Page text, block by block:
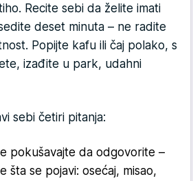
Recite sebi da želite imati
deset minuta – ne radite
Popijte kafu ili čaj polako, s
izađite u park, udahni
sebi četiri pitanja:
pokušavajte da odgovorite –
šta se pojavi: osećaj, misao,